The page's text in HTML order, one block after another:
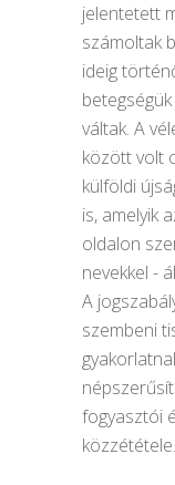
jelentetett
számoltak
ideig
váltak. A
között volt
külföldi
is, amelyik
oldalon
nevekkel -
A
szembeni
fogyasztói